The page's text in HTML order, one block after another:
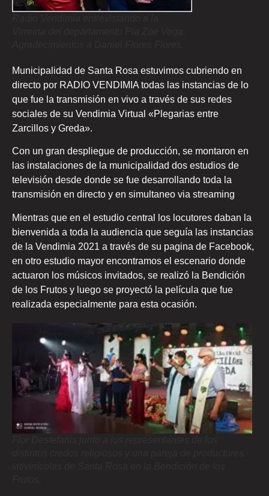
Municipalidad de Santa Rosa estuvimos cubriendo en
directo por RADIO VENDIMIA todas las instancias de lo
que fue la transmisión en vivo a través de sus redes
sociales de su Vendimia Virtual «Plegarias entre
Zarcillos y Greda».
Con un gran despliegue de producción, se montaron en
las instalaciones de la municipalidad dos estudios de
televisión desde donde se fue desarrollando toda la
transmisión en directo y en simultaneo via streaming
Mientras que en el estudio central los locutores daban la
bienvenida a toda la audiencia que seguía las instancias
de la Vendimia 2021 a través de su pagina de Facebook,
en otro estudio mayor encontramos el escenario donde
actuaron los músicos invitados, se realizó la Bendición
de los Frutos y luego se proyectó la película que fue
realizada especialmente para esta ocasión.